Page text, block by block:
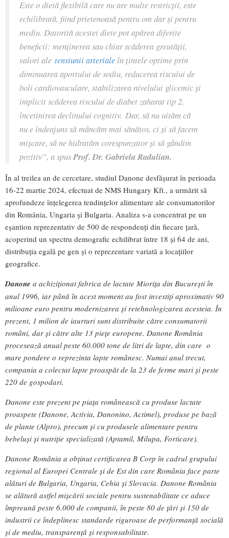
Este o dietă flexibilă care nu are multe restricții, este
echilibrată, fiind prietenoasă pentru om dar și pentru
mediu. Datorită acestei diete pot apărea diferite
beneficii: menținerea sau chiar scăderea greutății,
valori ale tensiunii arteriale în țintele optime prin
diminuarea aportului de sodiu, reducerea riscului de
boli cardiovasculare, stabilizarea nivelului glicemic și
implicit scăderea riscului de diabet zaharat tip 2,
încetinirea declinului cognitiv. Dar, să nu uităm că
nu e îndeajuns să mâncăm mai sănătos, ci și să facem
mișcare, să ne hidratăm corespunzator și să gândim
pozitiv”, a spusProf. Dr. Gabriela Radulian.
În al treilea an de cercetare, studiul Danone desfășurat în perioada
16-22 martie 2024, efectuat de NMS Hungary Kft., a urmărit să
aprofundeze înțelegerea tendințelor alimentare ale consumatorilor
din România, Ungaria și Bulgaria. Analiza s-a concentrat pe un
eșantion reprezentativ de 500 de respondenți din fiecare țară,
acoperind un spectru demografic echilibrat între 18 și 64 de ani,
distribuția egală pe gen și o reprezentare variată a locațiilor
geografice.
Danone a achiziționat fabrica de lactate Miorița din București în
anul 1996, iar până în acest moment au fost investiți aproximativ 90
milioane euro pentru modernizarea și retehnologizarea acesteia. În
prezent, 1 milion de iaurturi sunt distribuite către consumatorii
români, dar și către alte 13 piețe europene. Danone România
procesează anual peste 60.000 tone de litri de lapte, din care o
mare pondere o reprezinta lapte românesc. Numai anul trecut,
compania a colectat lapte proaspăt de la 23 de ferme mari și peste
220 de gospodari.
Danone este prezent pe piața românească cu produse lactate
proaspete (Danone, Activia, Danonino, Actimel), produse pe bază
de plante (Alpro), precum și cu produsele alimentare pentru
bebeluși și nutriție specializată (Aptamil, Milupa, Forticare).
Danone România a obținut certificarea B Corp în cadrul grupului
regional al Europei Centrale și de Est din care România face parte
alături de Bulgaria, Ungaria, Cehia și Slovacia. Danone România
se alătură astfel mișcării sociale pentru sustenabilitate ce aduce
împreună peste 6.000 de companii, în peste 80 de țări și 150 de
industrii ce îndeplinesc standarde riguroase de performanță socială
și de mediu, transparență și responsabilitate.